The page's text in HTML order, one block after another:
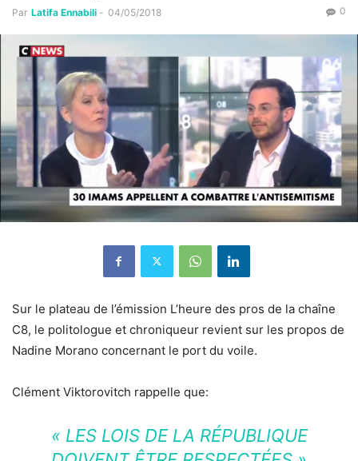
Par Latifa Ennabili - 04/05/2018 0
Sur le plateau de l’émission L’heure des pros de la chaîne
C8, le politologue et chroniqueur revient sur les propos de
Nadine Morano concernant le port du voile.
Clément Viktorovitch rappelle que:
« LES LOIS DE LA RÉPUBLIQUE